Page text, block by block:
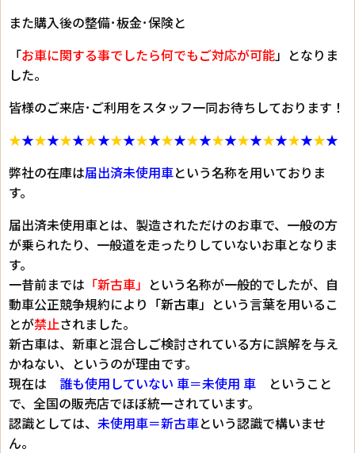
また購入後の整備･板金･保険と
「お車に関する事でしたら何でもご対応が可能」となりま
した。
皆様のご来店･ご利用をスタッフ一同お待ちしております！
★★★★★★★★★★★★★★★★★★★★★★★★★★
弊社の在庫は届出済未使用車という名称を用いておりま
す。
届出済未使用車とは、製造されただけのお車で、一般の方
が乗られたり、一般道を走ったりしていないお車となりま
す。
一昔前までは 「新古車」 という名称が一般的でしたが、自
動車公正競争規約により 「新古車」 という言葉を用いるこ
とが禁止されました。
新古車は、新車と混合しご検討されている方に誤解を与え
かねない、というのが理由です。
現在は 誰も使用していない 車＝未使用 車 ということ
で、全国の販売店でほぼ統一されています。
認識としては、 未使用車＝新古車という認識で構いませ
ん。